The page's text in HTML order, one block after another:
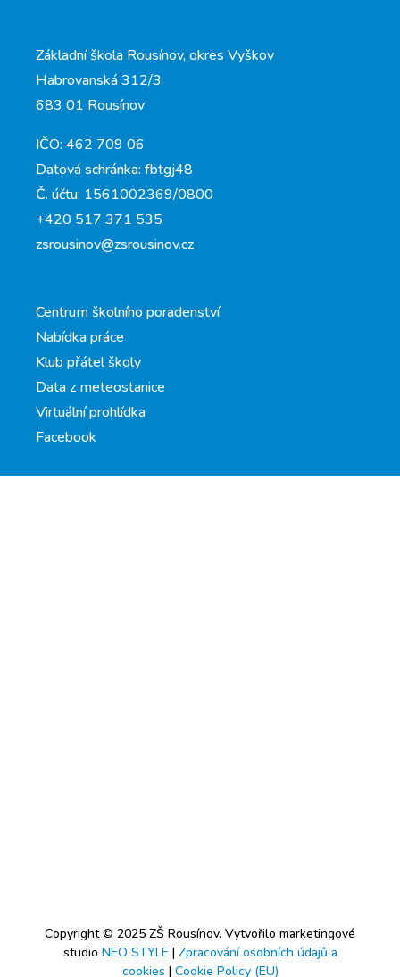
Základní škola Rousínov, okres Vyškov
Habrovanská 312/3
683 01 Rousínov
IČO: 462 709 06
Datová schránka: fbtgj48
Č. účtu: 1561002369/0800
+420 517 371 535
zsrousinov@zsrousinov.cz
Centrum školního poradenství
Nabídka práce
Klub přátel školy
Data z meteostanice
Virtuální prohlídka
Facebook
Copyright © 2025 ZŠ Rousínov. Vytvořilo marketingové
studio NEO STYLE | Zpracování osobních údajů a
cookies | Cookie Policy (EU)